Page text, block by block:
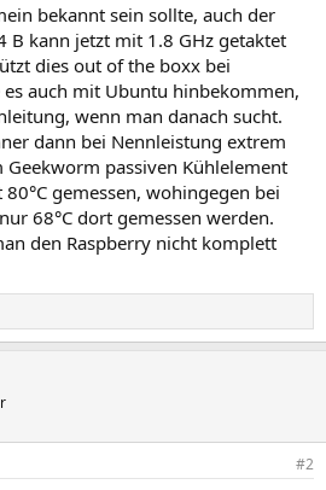
bekannt sein sollte, auch der
B kann jetzt mit 1.8 GHz getaktet
dies out of the boxx bei
auch mit Ubuntu hinbekommen,
wenn man danach sucht.
dann bei Nennleistung extrem
passiven Kühlelement
gemessen, wohingegen bei
68°C dort gemessen werden.
den Raspberry nicht komplett
#2